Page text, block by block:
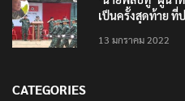
‘นายพลบีทู’ ผู้นำ